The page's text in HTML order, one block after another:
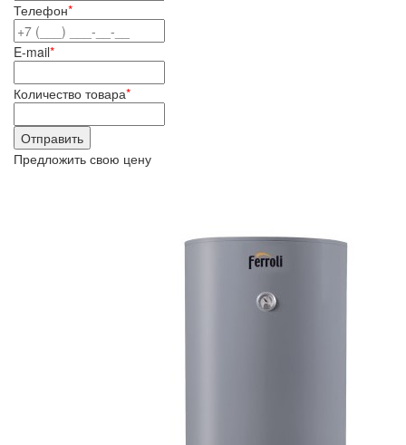
Телефон*
E-mail*
Количество товара*
Предложить свою цену